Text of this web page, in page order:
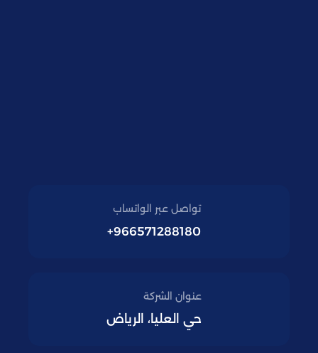
تواصل عبر الواتساب
966571288180+
عنوان الشركة
حي العليا، الرياض